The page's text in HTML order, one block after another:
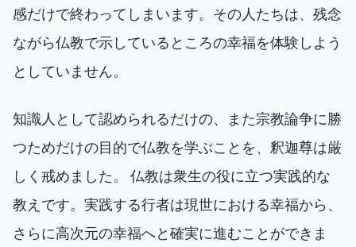
感だけで終わってしまいます。その人たちは、残念
ながら仏教で示しているところの幸福を体験しよう
としていません。
知識人として認められるだけの、また宗教論争に勝
つためだけの目的で仏教を学ぶことを、釈迦尊は厳
しく戒めました。 仏教は衆生の役に立つ実践的な
教えです。実践する行者は現世における幸福から、
さらに高次元の幸福へと確実に進むことができま